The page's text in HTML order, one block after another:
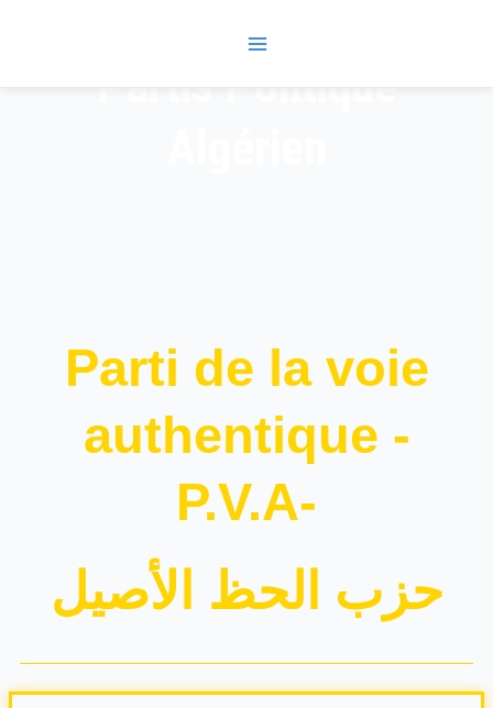
Parti de la voie
authentique -
P.V.A-
حزب الحظ الأصيل